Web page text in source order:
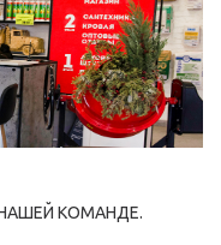
КОМАНДЕ.